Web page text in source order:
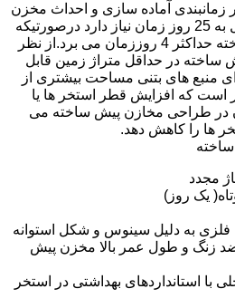
زمانبندی آماده سازی و احداث مخزن
بتنی در بهترین شرایط حداقل به 25 روز زمان نیاز دارد درصورتیکه
اجرای کامل مخزن پیش ساخته حداکثر 4 روززمان می برد.از نظر
در حداقل متراژ زمین قابل
منبع های بتنی مساحت بیشتری از
است که افزایش قطر استخر ها یا
در طراحی مخازن پیش ساخته می
ها را کاهش دهد.
مجدد
یک روز)
به دلیل سینوس و شکل استوانه
ضد زنگ و طول عمر بالا مخزن پیش
استانداردهای بهداشتی در استخر